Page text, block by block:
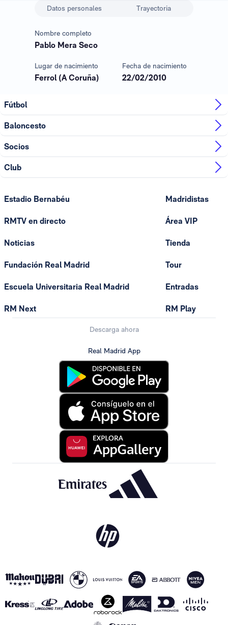
Datos personales Trayectoria
Nombre completo
Pablo Mera Seco
Lugar de nacimiento
Ferrol (A Coruña)
Fecha de nacimiento
22/02/2010
Fútbol
Baloncesto
Socios
Club
Estadio Bernabéu
RMTV en directo
Noticias
Fundación Real Madrid
Escuela Universitaria Real Madrid
RM Next
Madridistas
Área VIP
Tienda
Tour
Entradas
RM Play
Descarga ahora
Real Madrid App